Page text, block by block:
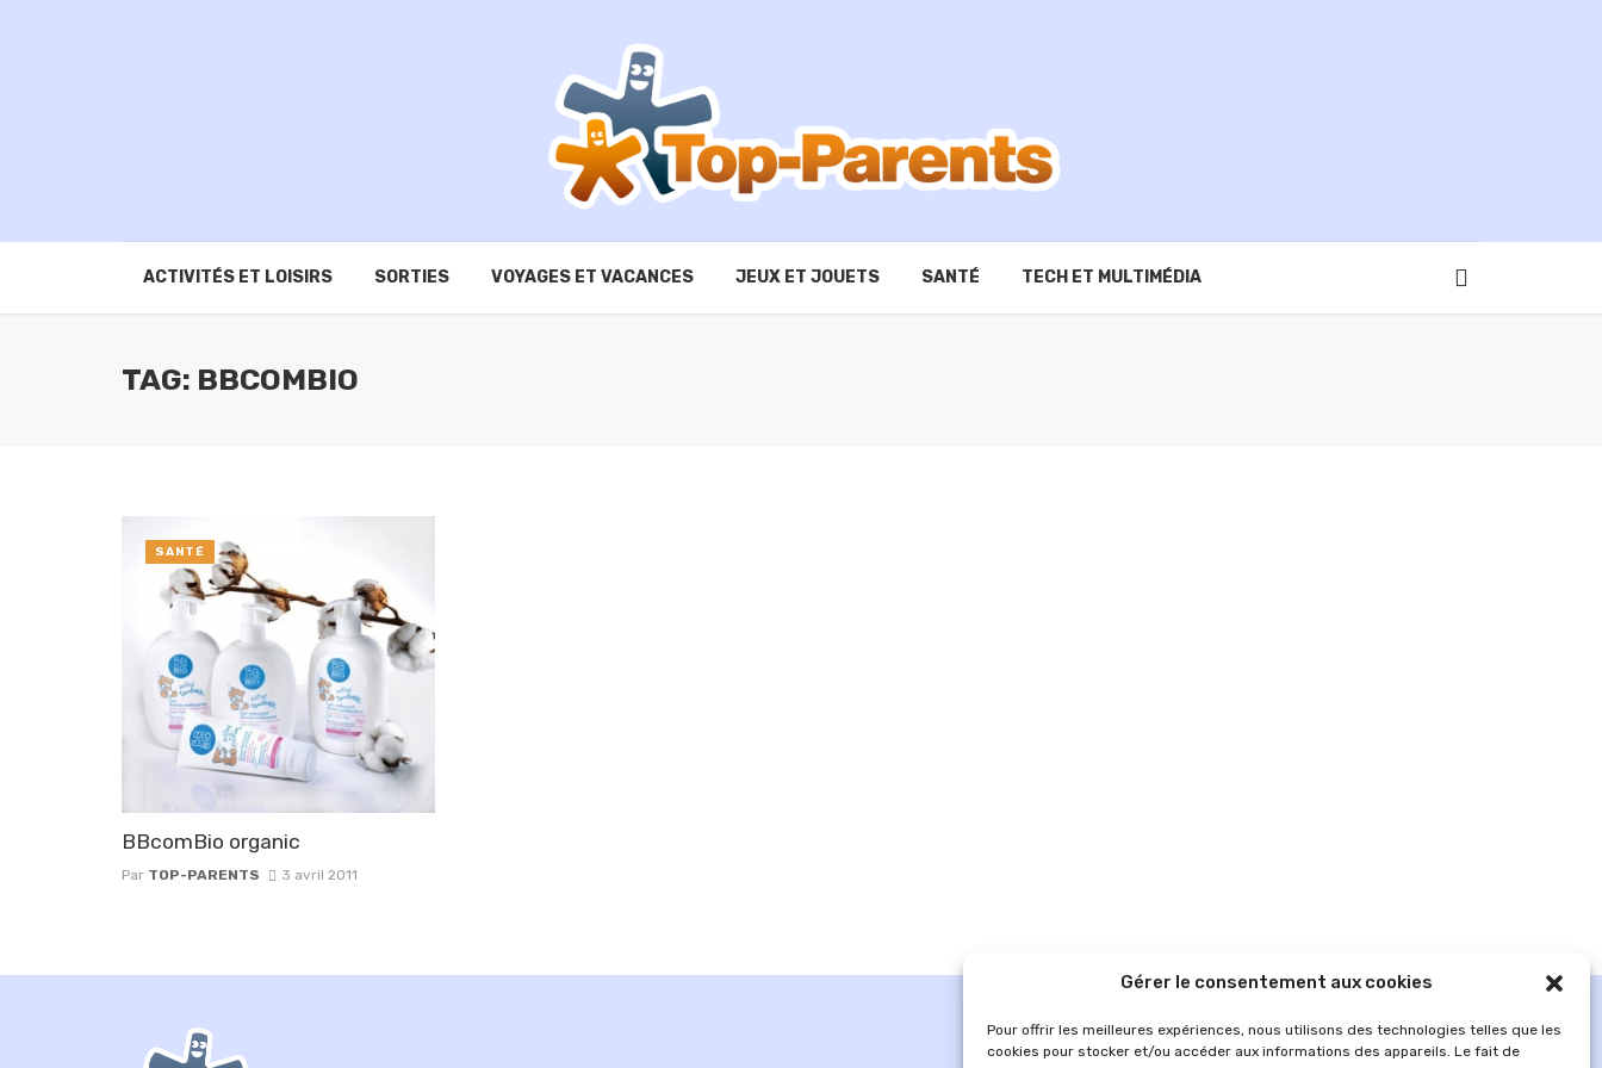
Gérer le consentement aux cookies
Pour offrir les meilleures expériences, nous utilisons des technologies telles que les
cookies pour stocker et/ou accéder aux informations des appareils. Le fait de
ACTIVITÉS ET LOISIRS SORTIES VOYAGES ET VACANCES JEUX ET JOUETS SANTÉ TECH ET MULTIMÉDIA
TAG: BBCOMBIO
BBcomBio organic
Par TOP-PARENTS 3 avril 2011
SANTÉ